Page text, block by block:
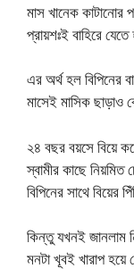
মাস খানেক কাটানোর
প্রায়শঃই বাহিরে
এর অর্থ হল বিপিনের
মাসেই মাসিক
২৪ বছর বয়সে বিয়ে
স্বামীর কাছে নিয়মিত
বিপিনের সাথে বিয়ের
কিন্তু যখনই জানলাম
মনটা খূবই খারাপ